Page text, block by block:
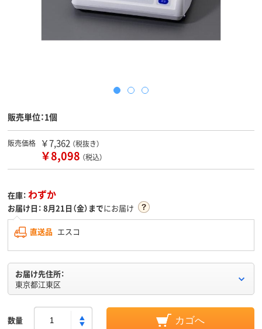
販売単位：1個
販売価格 ￥7,362 （税抜き）
￥8,098 （税込）
在庫： わずか
お届け日： 8月21日（金）までにお届け
直送品 エスコ
お届け先住所：
東京都江東区
数量 カゴへ